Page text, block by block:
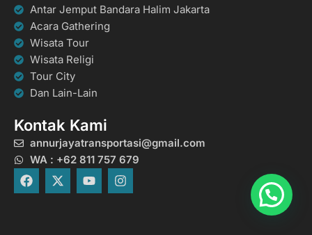
Antar Jemput Bandara Halim Jakarta
Acara Gathering
Wisata Tour
Wisata Religi
Tour City
Dan Lain-Lain
Kontak Kami
annurjayatransportasi@gmail.com
WA : +62 811 757 679
F
a
X
-
Y
o
I
n